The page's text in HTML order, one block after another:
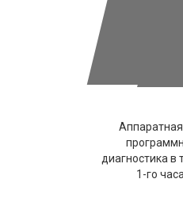
диагностика в
1-го